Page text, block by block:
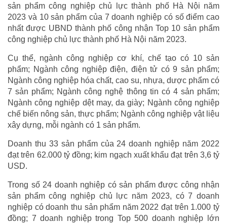
sản phẩm công nghiệp chủ lực thành phố Hà Nội năm
2023 và 10 sản phẩm của 7 doanh nghiệp có số điểm cao
nhất được UBND thành phố công nhận Top 10 sản phẩm
công nghiệp chủ lực thành phố Hà Nội năm 2023.
Cụ thể, ngành công nghiệp cơ khí, chế tạo có 10 sản
phẩm; Ngành công nghiệp điện, điện tử có 9 sản phẩm;
Ngành công nghiệp hóa chất, cao su, nhựa, dược phẩm có
7 sản phẩm; Ngành công nghệ thông tin có 4 sản phẩm;
Ngành công nghiệp dệt may, da giày; Ngành công nghiệp
chế biến nông sản, thực phẩm; Ngành công nghiệp vật liệu
xây dựng, mỗi ngành có 1 sản phẩm.
Doanh thu 33 sản phẩm của 24 doanh nghiệp năm 2022
đạt trên 62.000 tỷ đồng; kim ngạch xuất khẩu đạt trên 3,6 tỷ
USD.
Trong số 24 doanh nghiệp có sản phẩm được công nhận
sản phẩm công nghiệp chủ lực năm 2023, có 7 doanh
nghiệp có doanh thu sản phẩm năm 2022 đạt trên 1.000 tỷ
đồng; 7 doanh nghiệp trong Top 500 doanh nghiệp lớn